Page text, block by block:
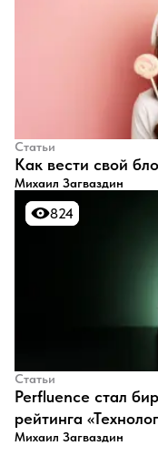
Статьи
​Как вести свой
Михаил Загваздин
824
824
Статьи
Perfluence стал
рейтинга
Михаил Загваздин